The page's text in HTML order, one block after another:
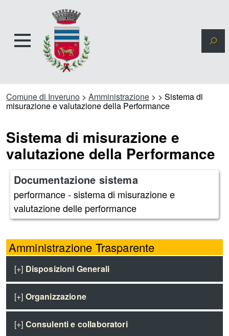
Comune di Inveruno > Amministrazione > > Sistema di
misurazione e valutazione della Performance
Sistema di misurazione e
valutazione della Performance
Documentazione sistema
performance - sistema di misurazione e
valutazione delle performance
Amministrazione Trasparente
[+] Disposizioni Generali
[+] Organizzazione
[+] Consulenti e collaboratori